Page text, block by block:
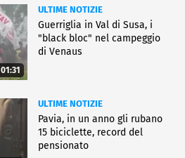
01:31
ULTIME NOTIZIE
Guerriglia in Val di Susa, i
"black bloc" nel campeggio
di Venaus
ULTIME NOTIZIE
Pavia, in un anno gli rubano
15 biciclette, record del
pensionato